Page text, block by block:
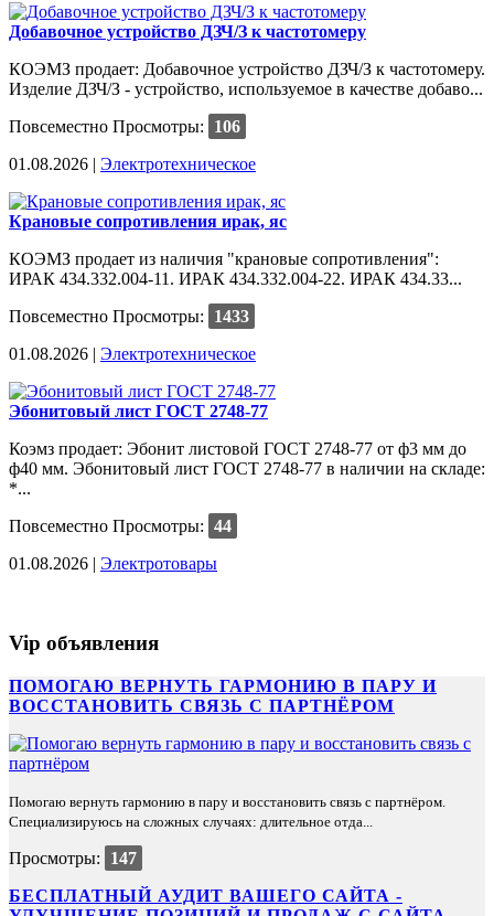
Добавочное устройство ДЗЧ/З к частотомеру
КОЭМЗ продает: Добавочное устройство ДЗЧ/З к частотомеру.
Изделие ДЗЧ/З - устройство, используемое в качестве добаво...
Повсеместно Просмотры:
106
01.08.2026 | Электротехническое
Крановые сопротивления ирак, яс
КОЭМЗ продает из наличия "крановые сопротивления":
ИРАК 434.332.004-11. ИРАК 434.332.004-22. ИРАК 434.33...
Повсеместно Просмотры:
1433
01.08.2026 | Электротехническое
Эбонитовый лист ГОСТ 2748-77
Коэмз продает: Эбонит листовой ГОСТ 2748-77 от ф3 мм до
ф40 мм. Эбонитовый лист ГОСТ 2748-77 в наличии на складе:
*...
Повсеместно Просмотры: 44
01.08.2026 | Электротовары
Vip объявления
ПОМОГАЮ ВЕРНУТЬ ГАРМОНИЮ В ПАРУ И
ВОССТАНОВИТЬ СВЯЗЬ С ПАРТНЁРОМ
Помогаю вернуть гармонию в пару и восстановить связь с партнёром.
Специализируюсь на сложных случаях: длительное отда...
Просмотры:
147
БЕСПЛАТНЫЙ АУДИТ ВАШЕГО САЙТА -